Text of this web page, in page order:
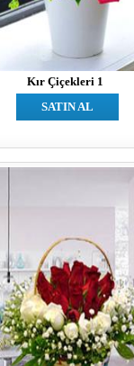
Kır Çiçekleri 1
SATIN AL